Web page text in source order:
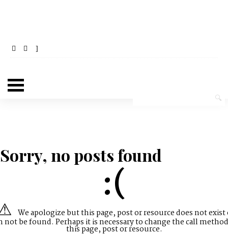
Sorry, no posts found
:(
We apologize but this page, post or resource does not exist
not be found. Perhaps it is necessary to change the call
this page, post or resource.